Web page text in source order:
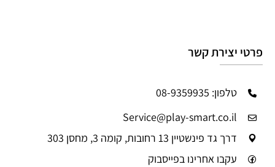
פרטי יצירת קשר
טלפון: 08-9359935
Service@play-smart.co.il
דרך גד פינשטיין 13 רחובות, קומה 3, מחסן 303
עקבו אחרינו בפייסבוק